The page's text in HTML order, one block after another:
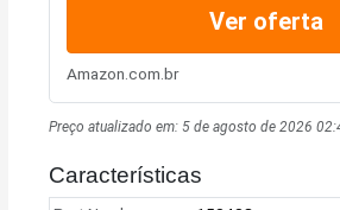
Ver oferta
Amazon.com.br
Preço atualizado em:5 de agosto de 2026
Características